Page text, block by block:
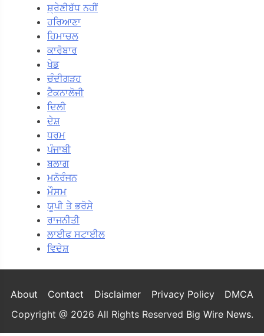
ਸ਼੍ਰੇਣੀਬੱਧ ਨਹੀਂ
ਹਰਿਆਣਾ
ਹਿਮਾਚਲ
ਕਾਰੋਬਾਰ
ਖੇਡ
ਚੰਦੀਗੜਹ
ਟੈਕਨਾਲੋਜੀ
ਦਿਲੀ
ਦੇਸ਼
ਧਰਮ
ਪੰਜਾਬੀ
ਬਲਾਗ
ਮਨੋਰੰਜਨ
ਮੌਸਮ
ਯੂਪੀ ਤੇ ਭਰੋਸੇ
ਰਾਜਨੀਤੀ
ਲਾਈਫ ਸਟਾਈਲ
ਵਿਦੇਸ਼
About Contact Disclaimer Privacy Policy
DMCA
Copyright @ 2026 All Rights Reserved Big Wire News.